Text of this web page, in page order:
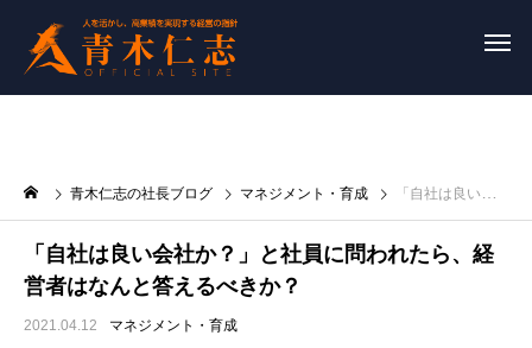
青木仁志の社長ブログ マネジメント・育成 「自社は良い会社か？」と社員に問われたら、経営者はなんと答えるべきか？
「自社は良い会社か？」と社員に問われたら、経
営者はなんと答えるべきか？
2021.04.12 マネジメント・育成